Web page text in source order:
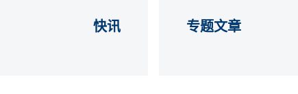
快讯 专题文章